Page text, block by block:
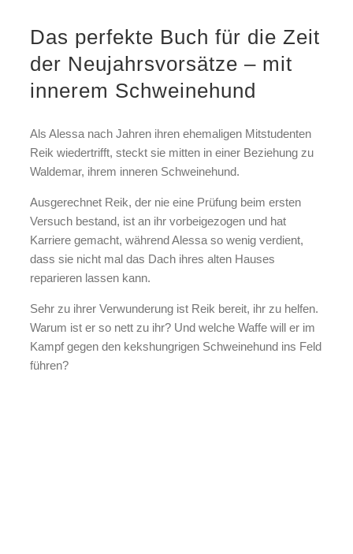
Das perfekte Buch für die Zeit
der Neujahrsvorsätze – mit
innerem Schweinehund
Als Alessa nach Jahren ihren ehemaligen Mitstudenten
Reik wiedertrifft, steckt sie mitten in einer Beziehung zu
Waldemar, ihrem inneren Schweinehund.
Ausgerechnet Reik, der nie eine Prüfung beim ersten
Versuch bestand, ist an ihr vorbeigezogen und hat
Karriere gemacht, während Alessa so wenig verdient,
dass sie nicht mal das Dach ihres alten Hauses
reparieren lassen kann.
Sehr zu ihrer Verwunderung ist Reik bereit, ihr zu helfen.
Warum ist er so nett zu ihr? Und welche Waffe will er im
Kampf gegen den kekshungrigen Schweinehund ins Feld
führen?